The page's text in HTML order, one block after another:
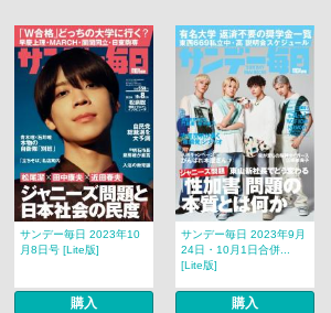
サンデー毎日 2023年10
月8日号 [Lite版]
購入
サンデー毎日 2023年9月
24日・10月1日合併...
[Lite版]
購入